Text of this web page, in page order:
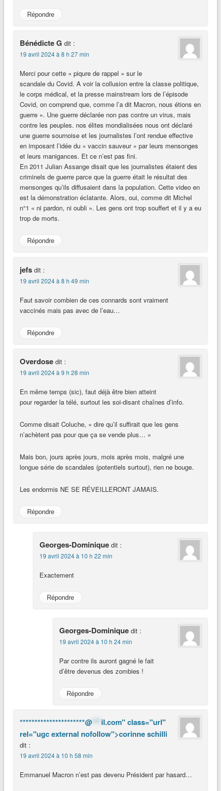
Répondre
Bénédicte G dit :
19 avril 2024 à 8 h 27 min
Merci pour cette « piqure de rappel » sur le
scandale du Covid. A voir la collusion entre la classe politique,
le corps médical, et la presse mainstream lors de l’épisode
Covid, on comprend que, comme l’a dit Macron, nous étions en
guerre ». Une guerre déclarée non pas contre un virus, mais
contre les peuples. nos élites mondialisées nous ont déclaré
une guerre sournoise et les journalistes l’ont rendue effective
en imposant l’idée du « vaccin sauveur » par leurs mensonges
et leurs manigances. Et ce n’est pas fini.
En 2011 Julian Assange disait que les journalistes étaient des
criminels de guerre parce que la guerre était le résultat des
mensonges qu’ils diffusaient dans la population. Cette video en
est la démonstration éclatante. Alors, oui, comme dit Michel
n°1 « ni pardon, ni oubli ». Les gens ont trop souffert et il y a eu
trop de morts.
Répondre
jefs dit :
19 avril 2024 à 8 h 49 min
Faut savoir combien de ces connards sont vraiment
vaccinés mais pas avec de l’eau…
Répondre
Overdose dit :
19 avril 2024 à 9 h 28 min
En même temps (sic), faut déjà être bien atteint
pour regarder la télé, surtout les soi-disant chaînes d’info.
Comme disait Coluche, « dire qu’il suffirait que les gens
n’achètent pas pour que ça se vende plus… »
Mais bon, jours après jours, mois après mois, malgré une
longue série de scandales (potentiels surtout), rien ne bouge.
Les endormis NE SE RÉVEILLERONT JAMAIS.
Répondre
Georges-Dominique dit :
19 avril 2024 à 10 h 22 min
Exactement
Répondre
Georges-Dominique dit :
19 avril 2024 à 10 h 24 min
Par contre ils auront gagné le fait
d’être devenus des zombies !
Répondre
**********************@*** il.com" class="url"
rel="ugc external nofollow">corinne schilli
dit :
19 avril 2024 à 10 h 58 min
Emmanuel Macron n’est pas devenu Président par hasard…